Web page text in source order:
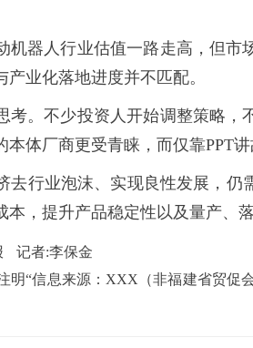
器人行业估值一路走高，但市
业化落地进度并不匹配。
。不少投资人开始调整策略，
本体厂商更受青睐，而仅靠PPT
去行业泡沫、实现良性发展，
本，提升产品稳定性以及量产、
记者:李保金
明“信息来源：XXX（非福建省贸促